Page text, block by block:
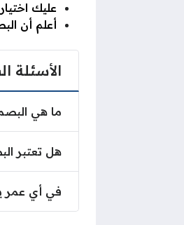
عليك
أعلم أن
الأسئلة
ما هي
هل تعتبر
في أي عمر